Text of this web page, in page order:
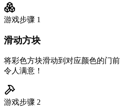
游戏步骤 1
滑动方块
将彩色方块滑动到对应颜色的门
令人满意！
游戏步骤 2